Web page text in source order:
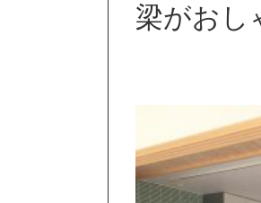
梁がおし